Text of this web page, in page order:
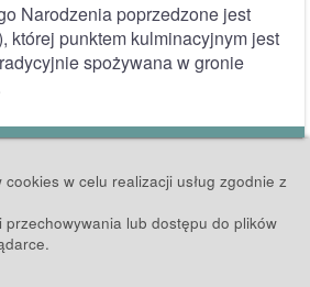
Narodzenia poprzedzone jest
której punktem kulminacyjnym jest
spożywana w gronie
w celu realizacji usług zgodnie z
przechowywania lub dostępu do plików